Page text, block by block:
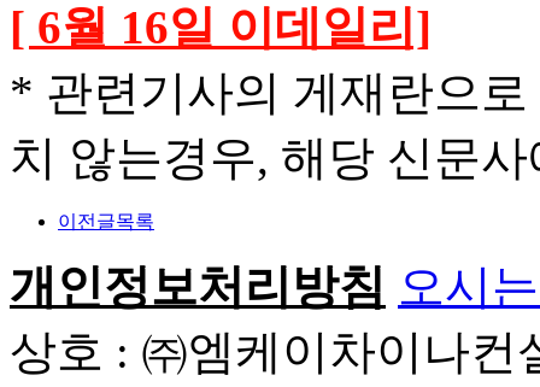
[ 6월 16일 이데일리]
* 관련기사의 게재란으
치 않는경우, 해당 신문
이전글목록
개인정보처리방침 오시
상호 : ㈜엠케이차이나컨